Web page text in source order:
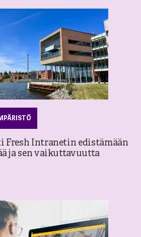
Fresh Intranetin edistämään
ja sen vaikuttavuutta